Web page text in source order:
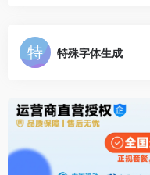
特殊字体生成